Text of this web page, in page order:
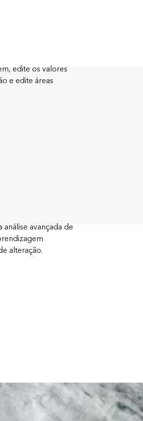
edite os valores
e edite áreas
avançada de
alteração.